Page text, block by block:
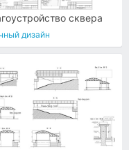
сквера
дизайн